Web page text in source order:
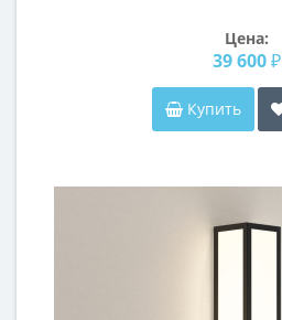
Цена:
39 600 ₽
Купить